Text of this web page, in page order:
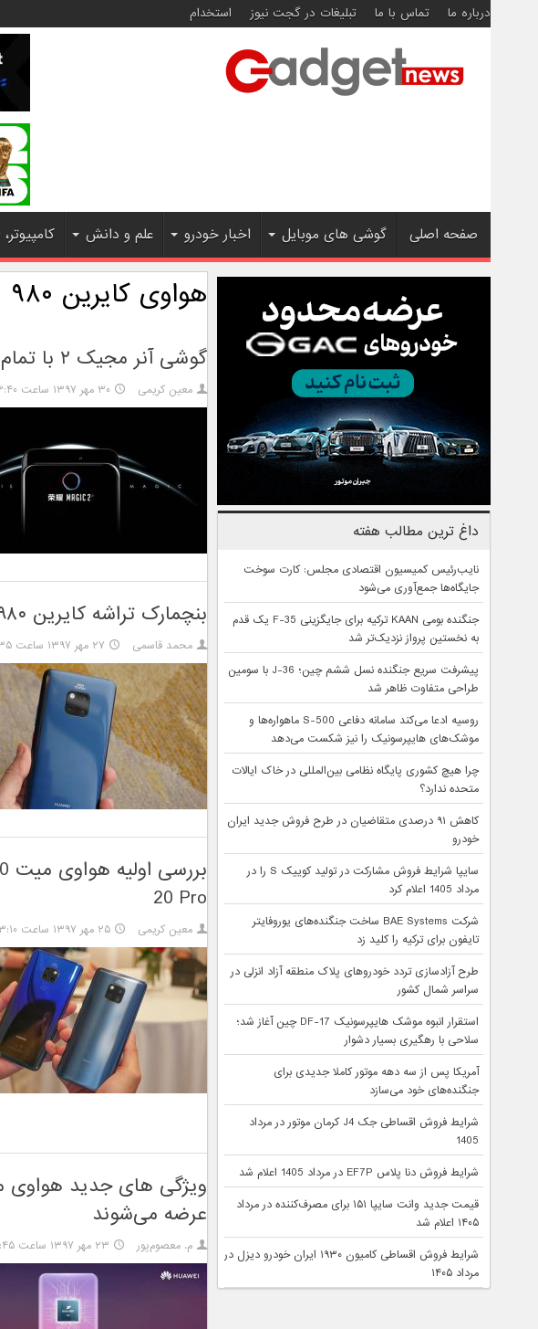
درباره ما تماس با ما تبلیغات در گجت نیوز استخدام
صفحه اصلی گوشی های موبایل اخبار خودرو علم و دانش
هواوی کایرین ۹۸۰
گوشی آنر مجیک ۲ با تمام مشخصاتش در تنا رویت شد
معین کریمی ۳۰ مهر ۱۳۹۷ ساعت ۱۳:۴۰
بنچمارک تراشه کایرین ۹۸۰ ؛ هواوی میت ۲۰ پرو چقدر قدرتمند است؟
محمد قاسمی ۲۷ مهر ۱۳۹۷ ساعت ۱۶:۳۵
20 Pro
معین کریمی ۲۵ مهر ۱۳۹۷ ساعت ۱۳:۱۰
عرضه می‌شوند
م. معصوم‌پور ۲۳ مهر ۱۳۹۷ ساعت ۱۷:۴۵
داغ ترین مطالب هفته
نایب‌رئیس کمیسیون اقتصادی مجلس: کارت سوخت
جایگاه‌ها جمع‌آوری می‌شود
جنگنده بومی KAAN ترکیه برای جایگزینی F-35 یک قدم
به نخستین پرواز نزدیک‌تر شد
پیشرفت سریع جنگنده نسل ششم چین؛ J-36 با سومین
طراحی متفاوت ظاهر شد
روسیه ادعا می‌کند سامانه دفاعی S-500 ماهواره‌ها و
موشک‌های هایپرسونیک را نیز شکست می‌دهد
چرا هیچ کشوری پایگاه نظامی بین‌المللی در خاک ایالات
متحده ندارد؟
کاهش ۹۱ درصدی متقاضیان در طرح فروش جدید ایران
خودرو
سایپا شرایط فروش مشارکت در تولید کوییک S را در
مرداد 1405 اعلام کرد
شرکت BAE Systems ساخت جنگنده‌های یوروفایتر
تایفون برای ترکیه را کلید زد
طرح آزادسازی تردد خودروهای پلاک منطقه آزاد انزلی در
سراسر شمال کشور
استقرار انبوه موشک هایپرسونیک DF-17 چین آغاز شد؛
سلاحی با رهگیری بسیار دشوار
آمریکا پس از سه دهه موتور کاملا جدیدی برای
جنگنده‌های خود می‌سازد
شرایط فروش اقساطی جک J4 کرمان موتور در مرداد
1405
شرایط فروش دنا پلاس EF7P در مرداد 1405 اعلام شد
قیمت جدید وانت سایپا ۱۵۱ برای مصرف‌کننده در مرداد
۱۴۰۵ اعلام شد
شرایط فروش اقساطی کامیون ۱۹۳۰ ایران خودرو دیزل در
مرداد ۱۴۰۵